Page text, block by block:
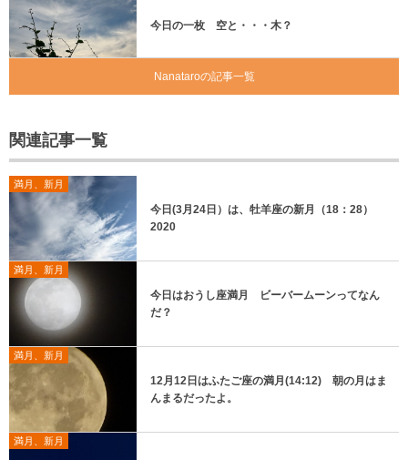
今日の一枚 空と・・・木？
Nanataroの記事一覧
関連記事一覧
満月、新月
今日(3月24日）は、牡羊座の新月（18：28）
2020
満月、新月
今日はおうし座満月 ビーバームーンってなん
だ？
満月、新月
12月12日はふたご座の満月(14:12) 朝の月はま
んまるだったよ。
満月、新月